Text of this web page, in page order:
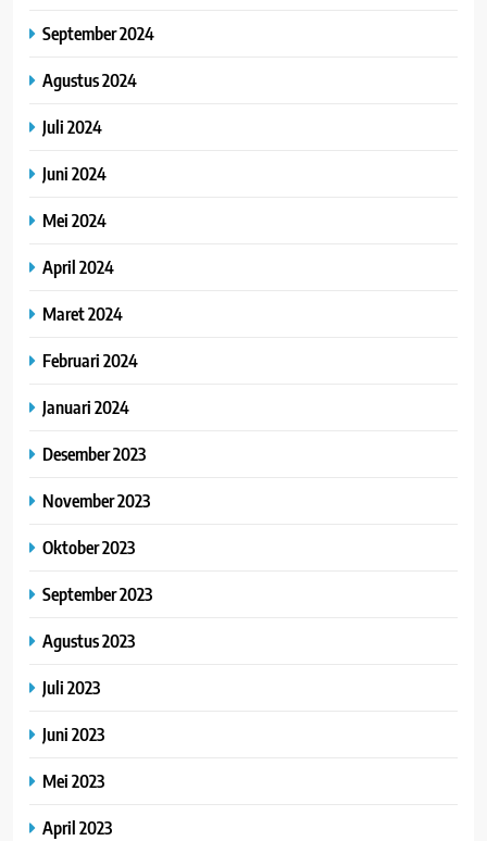
September 2024
Agustus 2024
Juli 2024
Juni 2024
Mei 2024
April 2024
Maret 2024
Februari 2024
Januari 2024
Desember 2023
November 2023
Oktober 2023
September 2023
Agustus 2023
Juli 2023
Juni 2023
Mei 2023
April 2023